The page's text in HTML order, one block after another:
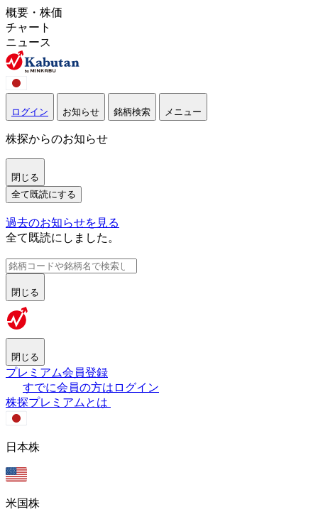
概要・株価
チャート
ニュース
ログイン お知らせ 銘柄検索 メニュー
株探からのお知らせ
閉じる
全て既読にする
過去のお知らせを見る
全て既読にしました。
閉じる
閉じる
プレミアム会員登録
すでに会員の方はログイン
株探プレミアムとは
日本株
米国株